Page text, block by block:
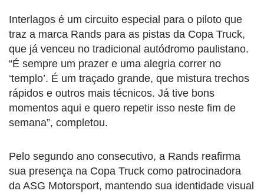
Interlagos é um circuito especial para o piloto que
traz a marca Rands para as pistas da Copa Truck,
que já venceu no tradicional autódromo paulistano.
“É sempre um prazer e uma alegria correr no
‘templo’. É um traçado grande, que mistura trechos
rápidos e outros mais técnicos. Já tive bons
momentos aqui e quero repetir isso neste fim de
semana”, completou.
Pelo segundo ano consecutivo, a Rands reafirma
sua presença na Copa Truck como patrocinadora
da ASG Motorsport, mantendo sua identidade visual